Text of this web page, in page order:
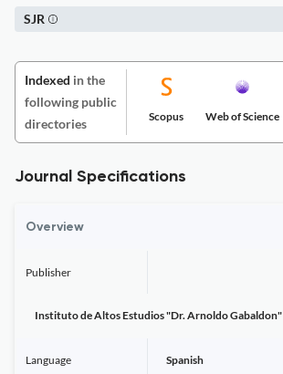
SJR
Indexed in the
following public
directories
Scopus Web of Science
Journal Specifications
Overview
Publisher
Instituto de Altos Estudios "Dr. Arnoldo Gabaldon"
Language Spanish